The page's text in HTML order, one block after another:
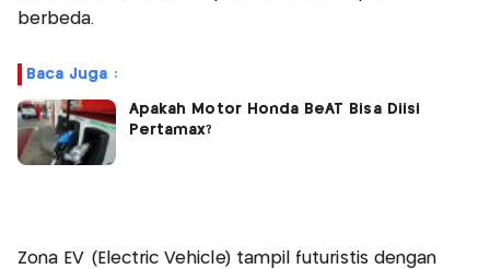
berbeda.
Baca Juga :
Apakah Motor Honda BeAT Bisa Diisi
Pertamax?
Zona EV (Electric Vehicle) tampil futuristis dengan